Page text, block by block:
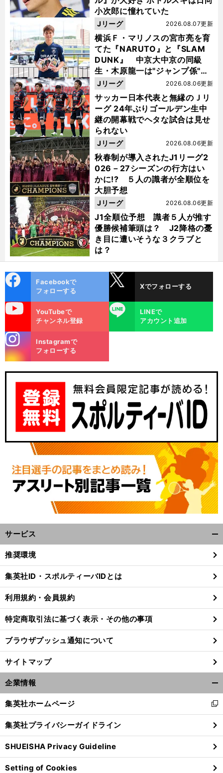
小次郎に憧れていた
横浜Ｆ・マリノスの宮市亮を育
てた『NARUTO』と『SLAM
DUNK』 中京大中京の同級
生・木原龍一は"ジャンプ係"だ
った
2026.08.07更新
Jリーグ
サッカー日本代表と無縁のＪリ
ーグ 24年ぶりゴールデン生中
継の開幕戦でヘタな試合は見せ
られない
2026.08.06更新
Jリーグ
秋春制が導入されたJ1リーグ2
026－27シーズンの行方はい
かに!? ５人の識者が全順位を
大胆予想
2026.08.06更新
Jリーグ
J1全順位予想 識者５人が推す
優勝候補筆頭は？ J2降格の憂
き目に遭いそうな３クラブと
は？
2026.08.06更新
Jリーグ
ok
Facebookで
フォローする
Xでフォローする
YouTubeで
チャンネル登録
LINE
LINEで
アカウント追加
m
Instagramで
フォローする
サービス
閉
る
推奨環境
集英社ID・スポルティーバIDとは
利用規約・会員規約
特定商取引法に基づく表示・その他の事項
ブラウザプッシュ通知について
サイトマップ
企業情報
閉
る
集英社ホームページ
新
し
い
ウ
ィ
ン
ド
集英社プライバシーガイドライン
SHUEISHA Privacy Guideline
Setting of Cookies